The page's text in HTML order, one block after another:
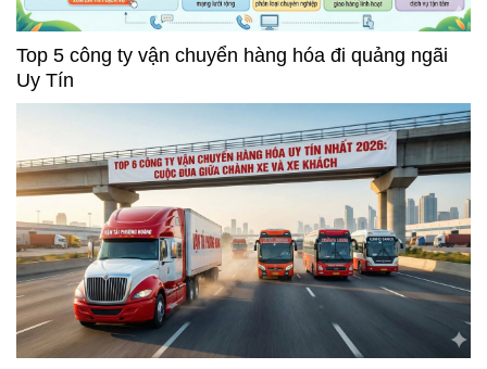
Top 5 công ty vận chuyển hàng hóa đi quảng ngãi
Uy Tín